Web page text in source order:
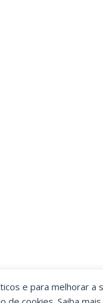
e para melhorar a